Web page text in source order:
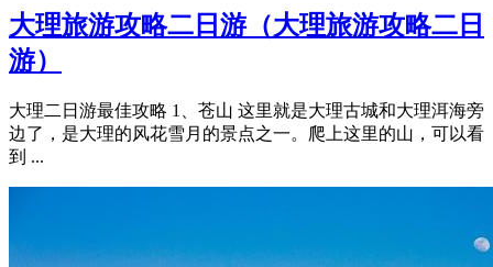
大理旅游攻略二日游（大理旅游攻略二日
游）
大理二日游最佳攻略 1、苍山 这里就是大理古城和大理洱海旁
边了，是大理的风花雪月的景点之一。爬上这里的山，可以看
到 ...